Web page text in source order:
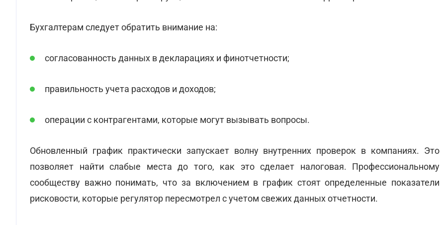
Бухгалтерам следует обратить внимание на:
согласованность данных в декларациях и финотчетности;
правильность учета расходов и доходов;
операции с контрагентами, которые могут вызывать вопросы.
Обновленный график практически запускает волну внутренних проверок в компаниях. Это
позволяет найти слабые места до того, как это сделает налоговая. Профессиональному
сообществу важно понимать, что за включением в график стоят определенные показатели
рисковости, которые регулятор пересмотрел с учетом свежих данных отчетности.